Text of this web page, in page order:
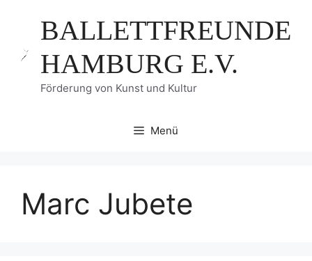
springenBALLETTFREUNDE
HAMBURG E.V.
Förderung von Kunst und Kultur
Menü
Marc Jubete